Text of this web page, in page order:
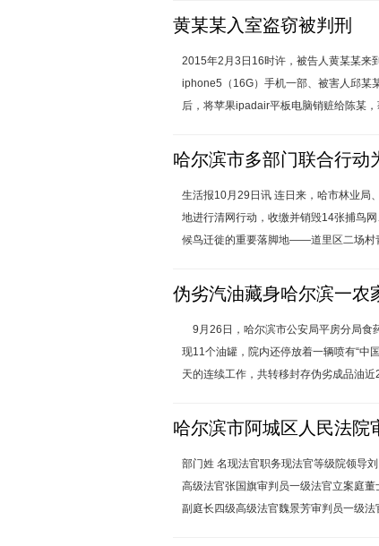
黄某某入室盗窃被判刑
2015年2月3日16时许，被告人黄某某来
iphone5（16G）手机一部、被害人邱某
后，将苹果ipadair平板电脑销赃给陈某
哈尔滨市多部门联合行动
生活报10月29日讯 连日来，哈市林业局
地进行清网行动，收缴并销毁14张捕鸟
候鸟迁徙的重要落脚地——道里区二场村
伪劣汽油藏身哈尔滨一农
9月26日，哈尔滨市公安局平房分局食
现11个油罐，院内还停放着一辆喷有“中
天的连续工作，共转移封存伪劣成品油
哈尔滨市阿城区人民法院
部门姓 名现法官职务现法官等级院领导
高级法官张国旗审判员一级法官立案庭
副庭长四级高级法官魏景芳审判员一级